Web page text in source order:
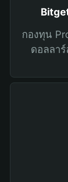
กองทุน
ดอลลา